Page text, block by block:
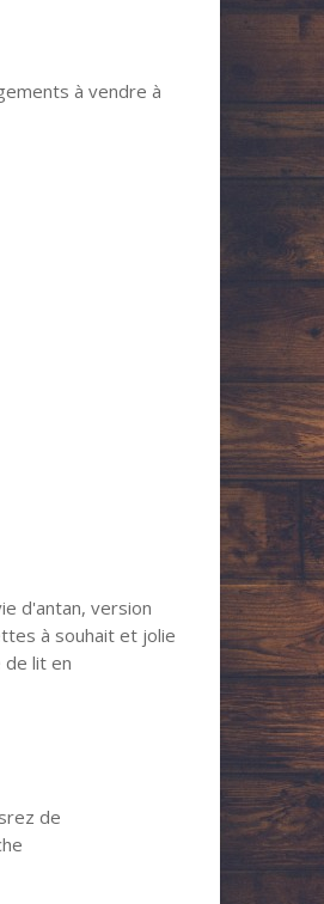
à vendre à
d'antan, version
à souhait et jolie
de lit en
de